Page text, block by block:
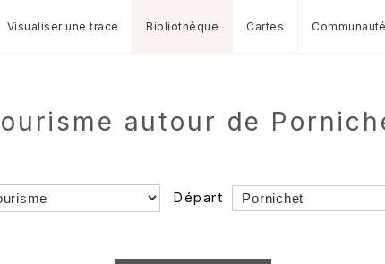
Visualiser une trace Bibliothèque Cartes
autour de
Départ